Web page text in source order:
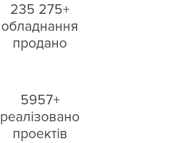
235 275+
обладнання
продано
5957+
реалізовано
проектів